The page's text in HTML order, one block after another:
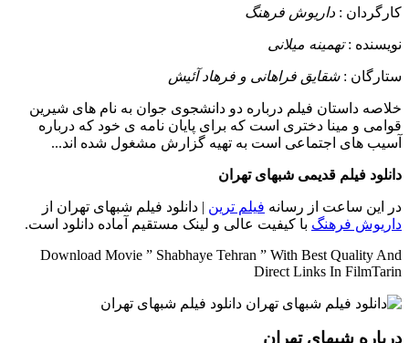
کارگردان : داریوش فرهنگ
نويسنده :تهمینه میلانی
ستارگان :شقایق فراهانی و فرهاد آئیش
خلاصه داستان فیلم درباره دو دانشجوی جوان به نام های شیرین
قوامی و مینا دختری است که برای پایان نامه ی خود که درباره
آسیب های اجتماعی است به تهیه گزارش مشغول شده اند...
دانلود فیلم قدیمی شبهای تهران
در این ساعت از رسانه فیلم ترین | دانلود فیلم شبهای تهران از
داریوش فرهنگ با کیفیت عالی و لینک مستقیم آماده دانلود است.
Download Movie ” Shabhaye Tehran ” With Best Quality And
Direct Links In FilmTarin
درباره شبهای تهران